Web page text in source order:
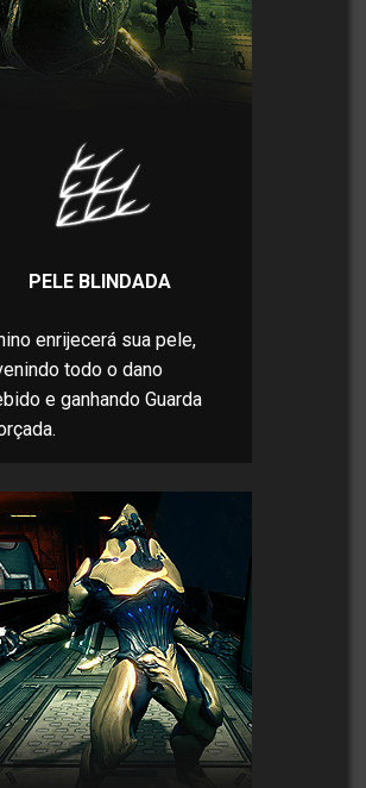
PELE BLINDADA
enrijecerá sua pele,
todo o dano
e ganhando Guarda